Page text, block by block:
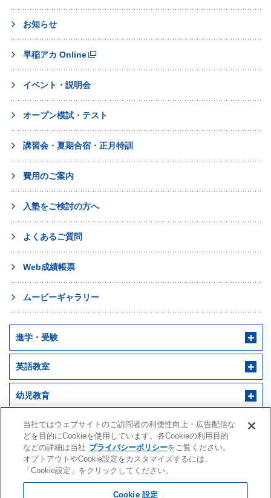
お知らせ
早稲アカ Online
イベント・説明会
オープン模試・テスト
講習会・夏期合宿・正月特訓
費用のご案内
入塾をご検討の方へ
よくあるご質問
Web成績帳票
ムービーギャラリー
進学・受験
英語教室
幼児教育
幼児教室サンキッズ
医学部予備校
野田クルゼ
当社ではウェブサイトのご訪問者の利便性向上・広告配信な
どを目的にCookieを使用しています。各Cookieの利用目的
などの詳細は当社 プライバシーポリシーをご覧ください。
オプトアウトやCookie設定をカスタマイズするには、
「Cookie設定」をクリックしてください。
Cookie 設定